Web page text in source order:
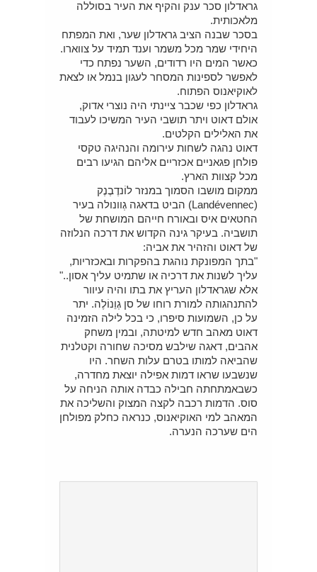
גראדלון סכר ענק והקיף את העיר בסוללה
מלאכותית.
בסכר שבנה הציב גראדלון שער, ואת המפתח
היחידי שמר מכל משמר וענד תמיד על צווארו.
כאשר המים היו רדודים, השער נפתח כדי
לאפשר לספינות המסחר לעגון בנמל או לצאת
לאוקיאנוס הפתוח.
גראדלון כפי שכבר ציינתי היה נוצרי אדוק,
אולם דאוט ויתר תושבי העיר המשיכו לעבוד
את האלילים הקלטים.
דאוט נהגה לשחות עירומה והנהיגה טקסי
פולחן פגאניים אכזריים אליהם הגיעו רבים
מכל קצוות הארץ.
ממקום מושבו הסמוך במנזר לוֹנדֶבֶנֶק
(Landévennec) הביט בדאגה גְוונולה בעיר
החטאים איס ובאורח חייהם המושחת של
תושביה. בעיקר גינה הקדוש את דרכה הנלוזה
של דאוט והזהיר את אביה:
"בתך המפונקת נוהגת בהפקרות ובאכזריות,
עליך לשנות את דרכיה או שתמיט עליך אסון.."
אלא שגראדלון העריץ את בתו והיה עיוור
להתנהגותה למורת רוחו של סן גְוֵנוֹלֶה. יתר
על כן, השמועות סיפרו, כי בכל לילה הזמינה
דאוט מאהב חדש למיטתה, ובמין משחק
אהבים, דאגה שילבש מסיכה שחורה וקטלנית
שהביאה למותו בטרם עלות השחר. היו
שנשבעו שראו דמות אפילה יוצאת מחדרה,
כשבאמתחתה חבילה כבדה אותה הניחה על
סוס. הדמות רכבה לקצה המצוק והשליכה את
המאהב למי האוקיאנוס, כנראה כחלק מפולחן
הים שערכה הנערה.